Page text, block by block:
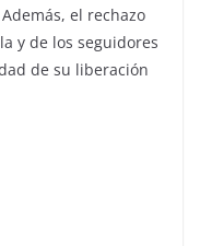
el rechazo
y de los seguidores
de su liberación